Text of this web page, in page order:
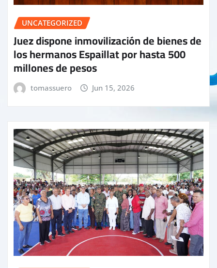
UNCATEGORIZED
Juez dispone inmovilización de bienes de
los hermanos Espaillat por hasta 500
millones de pesos
tomassuero Jun 15, 2026